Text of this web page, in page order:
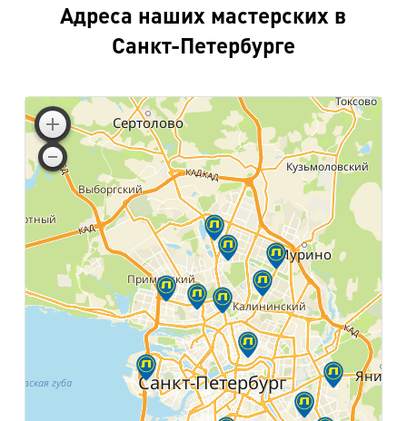
Адреса наших мастерских в
Санкт-Петербурге